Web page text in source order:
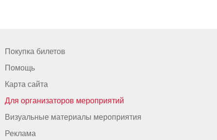
Покупка билетов
Помощь
Карта сайта
Для организаторов мероприятий
Визуальные материалы мероприятия
Реклама